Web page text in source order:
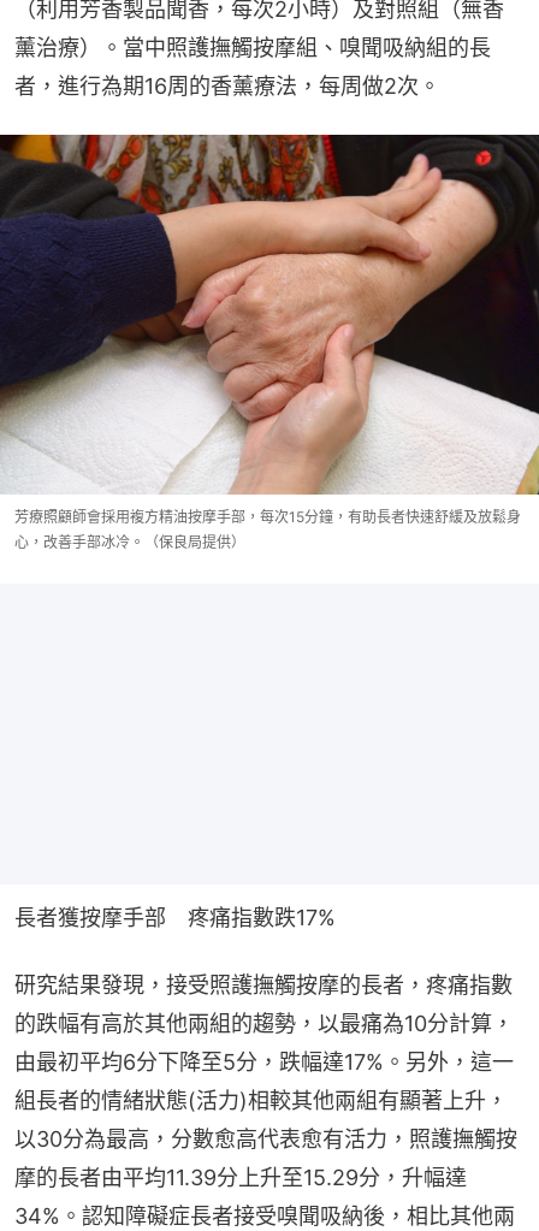
（利用芳香製品聞香，每次2小時）及對照組（無香
薰治療）。當中照護撫觸按摩組、嗅聞吸納組的長
者，進行為期16周的香薰療法，每周做2次。
芳療照顧師會採用複方精油按摩手部，每次15分鐘，有助長者快速舒緩及放鬆身
心，改善手部冰冷。（保良局提供）
長者獲按摩手部　疼痛指數跌17%
研究結果發現，接受照護撫觸按摩的長者，疼痛指數
的跌幅有高於其他兩組的趨勢，以最痛為10分計算，
由最初平均6分下降至5分，跌幅達17%。另外，這一
組長者的情緒狀態(活力)相較其他兩組有顯著上升，
以30分為最高，分數愈高代表愈有活力，照護撫觸按
摩的長者由平均11.39分上升至15.29分，升幅達
34%。認知障礙症長者接受嗅聞吸納後，相比其他兩